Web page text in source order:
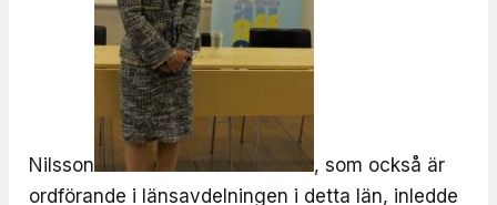
Nilsson
, som också är
ordförande i länsavdelningen i detta län, inledde